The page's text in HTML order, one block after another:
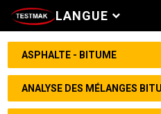
LANGUE
ASPHALTE - BITUME
ANALYSE DES MÉLANGES